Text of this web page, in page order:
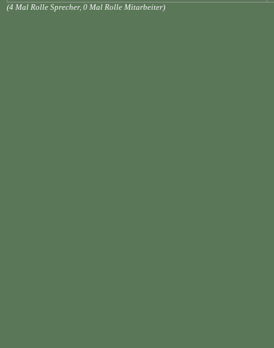
(4 Mal Rolle Sprecher, 0 Mal Rolle Mitarbeiter)